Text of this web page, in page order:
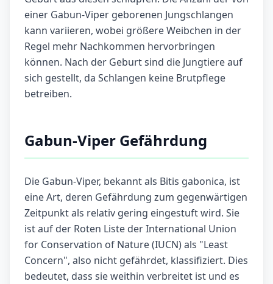
einer Gabun-Viper geborenen Jungschlangen
kann variieren, wobei größere Weibchen in der
Regel mehr Nachkommen hervorbringen
können. Nach der Geburt sind die Jungtiere auf
sich gestellt, da Schlangen keine Brutpflege
betreiben.
Gabun-Viper Gefährdung
Die Gabun-Viper, bekannt als Bitis gabonica, ist
eine Art, deren Gefährdung zum gegenwärtigen
Zeitpunkt als relativ gering eingestuft wird. Sie
ist auf der Roten Liste der International Union
for Conservation of Nature (IUCN) als "Least
Concern", also nicht gefährdet, klassifiziert. Dies
bedeutet, dass sie weithin verbreitet ist und es